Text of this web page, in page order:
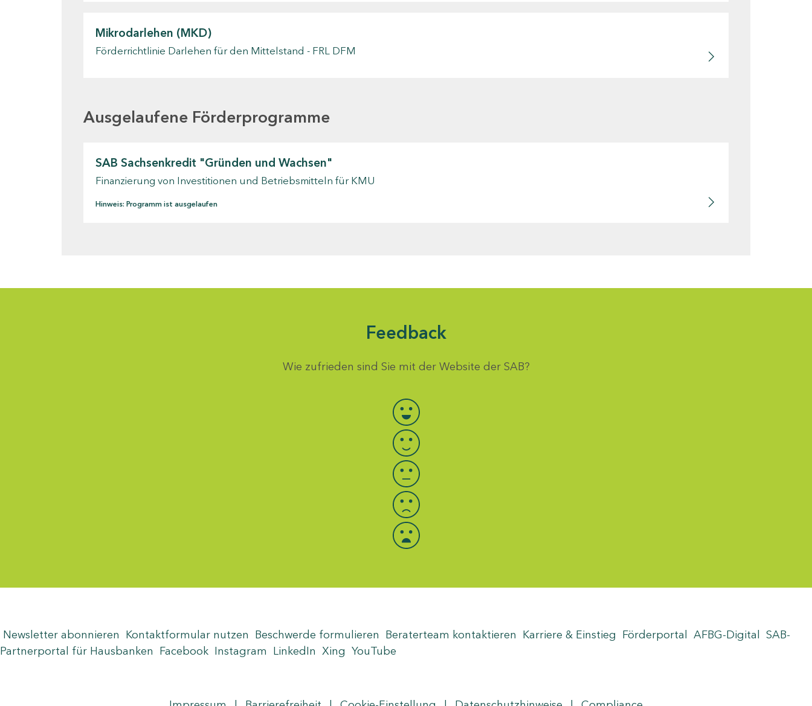
Mikrodarlehen (MKD)
Förderrichtlinie Darlehen für den Mittelstand - FRL DFM
Ausgelaufene Förderprogramme
SAB Sachsenkredit "Gründen und Wachsen"
Finanzierung von Investitionen und Betriebsmitteln für KMU
Hinweis: Programm ist ausgelaufen
Feedback
Wie zufrieden sind Sie mit der Website der SAB?
Bewertung auswählen
Newsletter abonnieren Kontaktformular nutzen Beschwerde formulieren Beraterteam kontaktieren Karriere & Einstieg Förderportal AFBG-Digital
SAB-
Partnerportal für Hausbanken Facebook Instagram LinkedIn Xing YouTube